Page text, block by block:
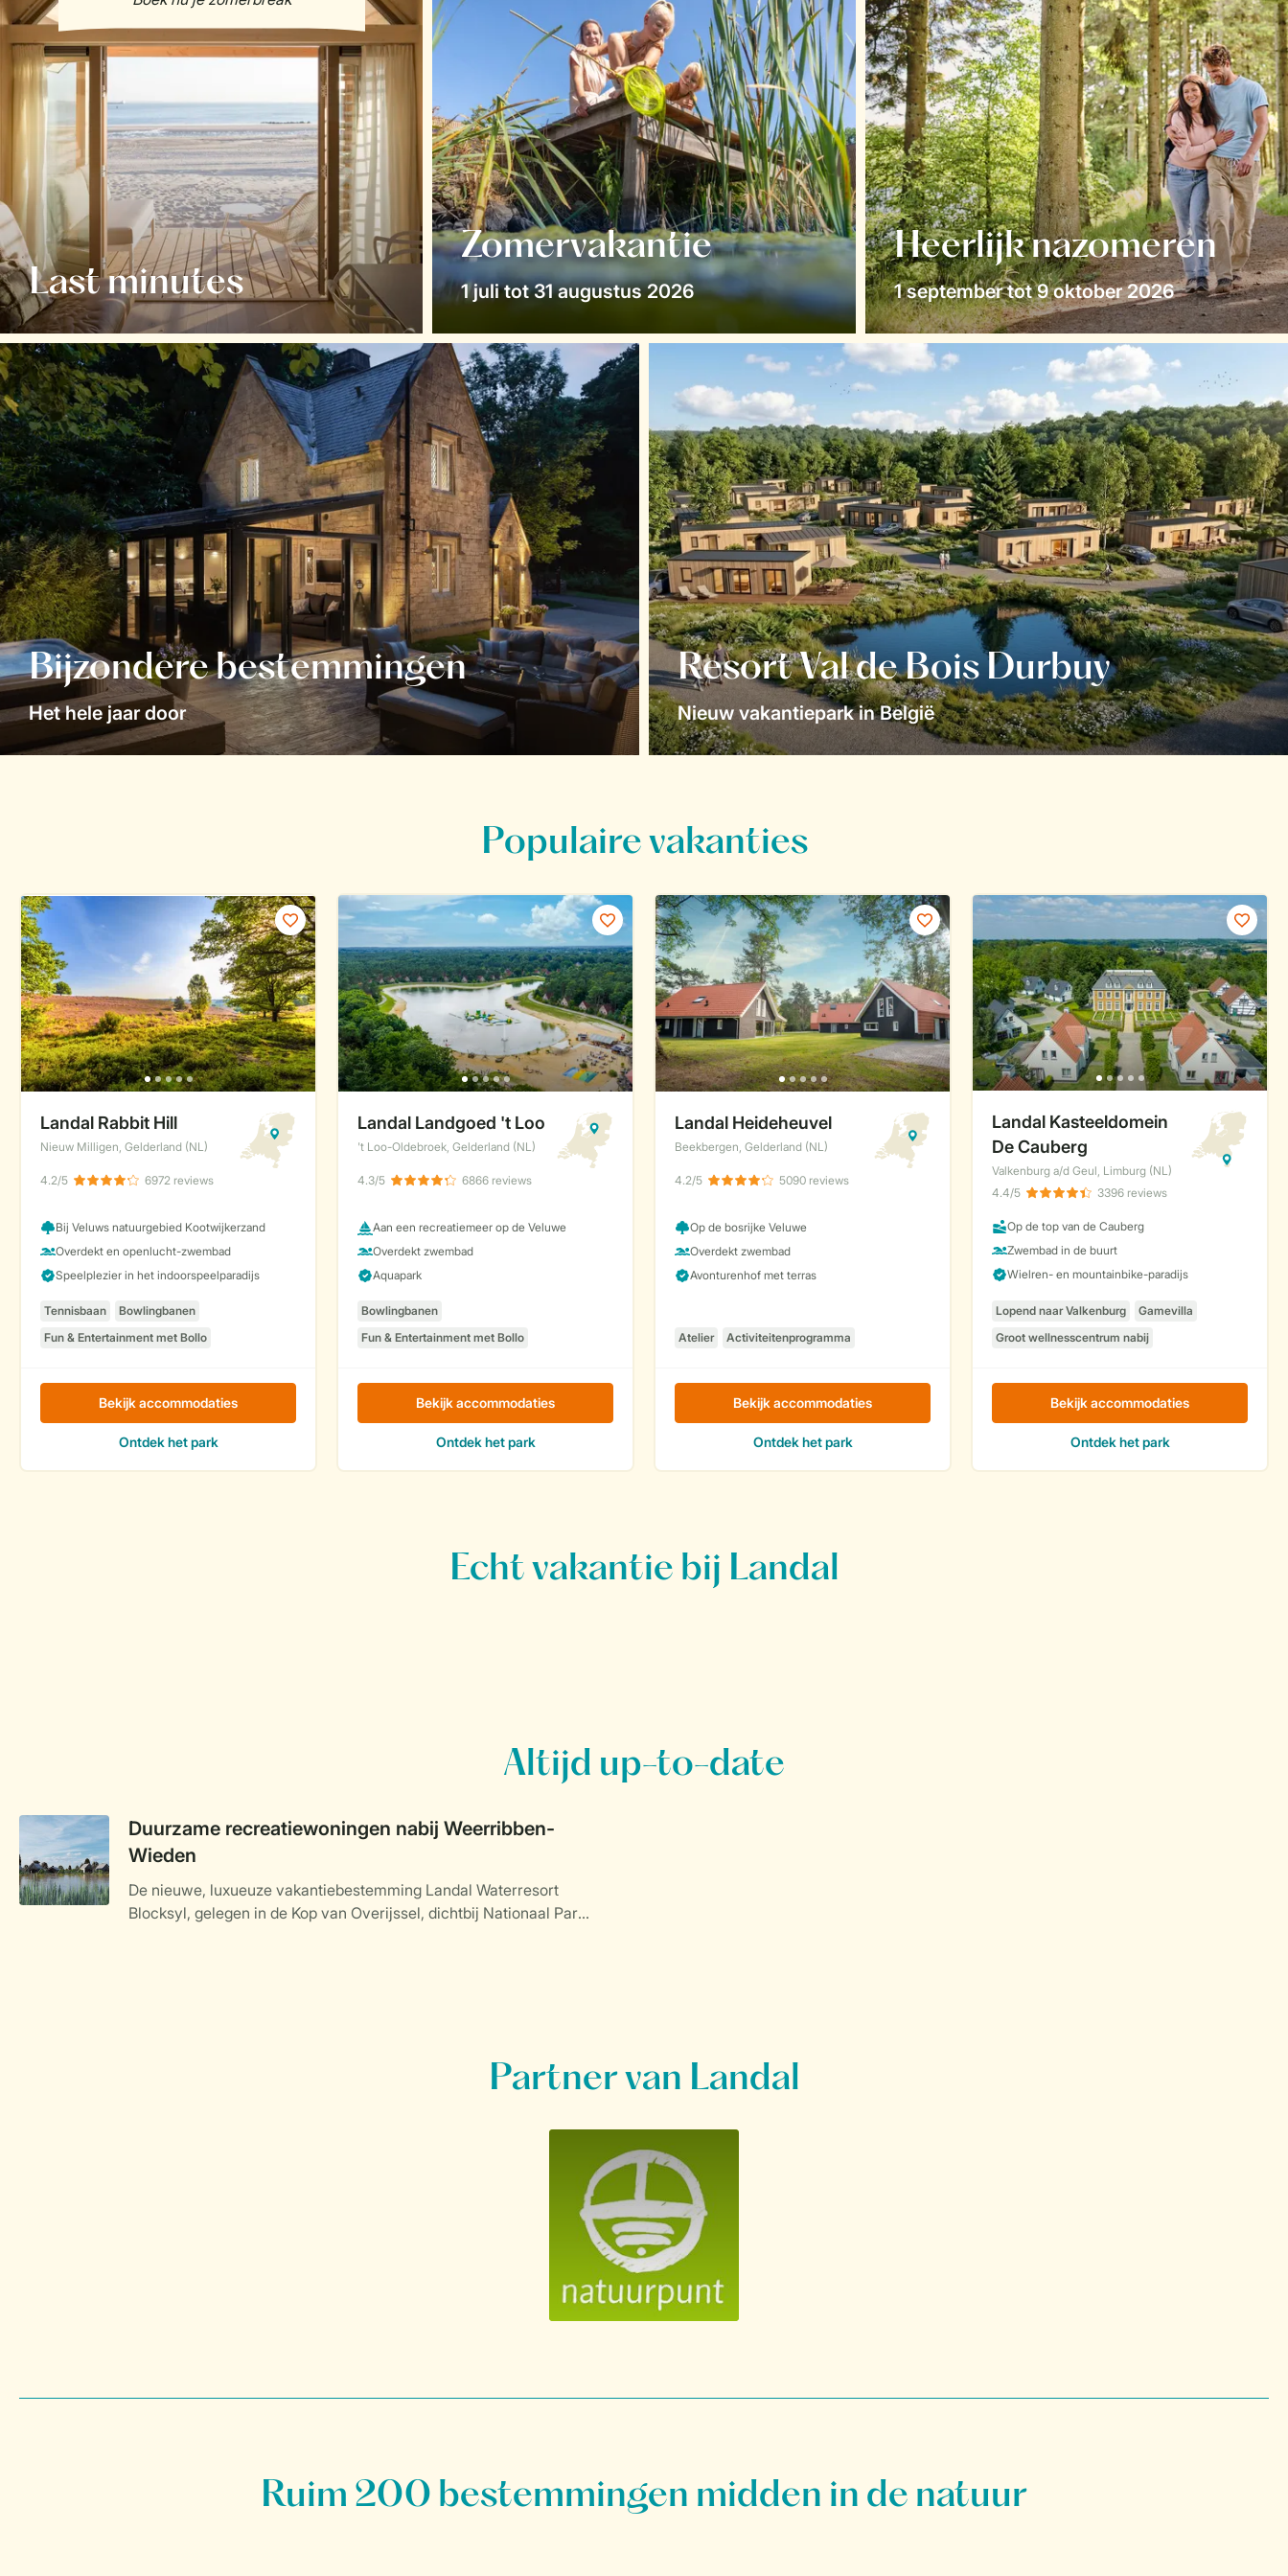
Last minutes
Zomervakantie
1 juli tot 31 augustus 2026
Heerlijk nazomeren
1 september tot 9 oktober 2026
Bijzondere bestemmingen
Het hele jaar door
Resort Val de Bois Durbuy
Nieuw vakantiepark in België
Altijd up-to-date
Duurzame recreatiewoningen nabij Weerribben-
Wieden
De nieuwe, luxueuze vakantiebestemming Landal Waterresort
Blocksyl, gelegen in de Kop van Overijssel, dichtbij Nationaal Park
Partner van Landal
Ruim 200 bestemmingen midden in de natuur